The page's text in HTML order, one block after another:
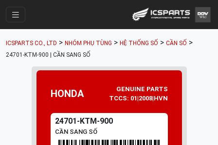
Parts Catalogue
Mã Phụ Tùng
Tài khoản
ICSPARTS CO., LTD > NHÓM PHỤ TÙNG > HỆ THỐNG SỐ > CẦN SỐ >
24701-KTM-900 | CẦN SANG SỐ
HONDA
GENUINE PARTS
TCCS: 01|2008|HVN
24701-KTM-900
CẦN SANG SỐ